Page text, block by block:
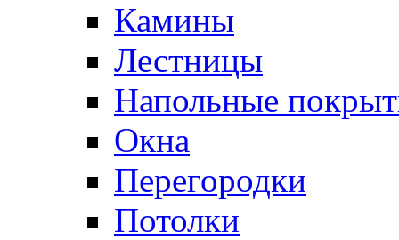
Камины
Лестницы
Напольные
Окна
Перегородки
Потолки